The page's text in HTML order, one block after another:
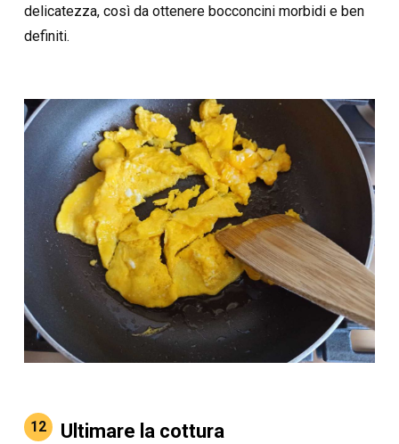
delicatezza, così da ottenere bocconcini morbidi e ben
definiti.
12 Ultimare la cottura